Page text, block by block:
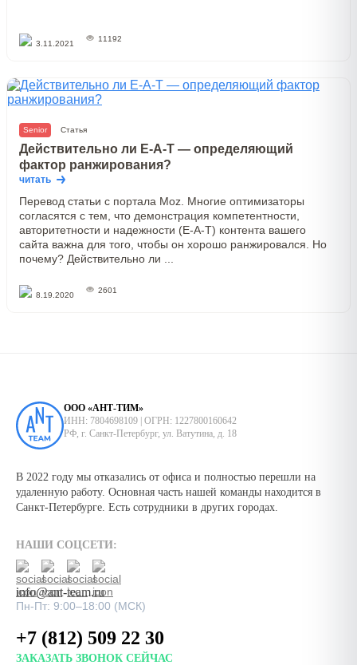
3.11.2021
11192
Senior Статья
Действительно ли E-A-T — определяющий
фактор ранжирования?
читать
Перевод статьи с портала Moz. Многие оптимизаторы
согласятся с тем, что демонстрация компетентности,
авторитетности и надежности (E-A-T) контента вашего
сайта важна для того, чтобы он хорошо ранжировался. Но
почему? Действительно ли ...
8.19.2020
2601
ООО «АНТ-ТИМ»
ИНН: 7804698109 | ОГРН: 1227800160642
РФ, г. Санкт-Петербург, ул. Ватутина, д. 18
В 2022 году мы отказались от офиса и полностью перешли на
удаленную работу. Основная часть нашей команды находится в
Санкт-Петербурге. Есть сотрудники в других городах.
НАШИ СОЦСЕТИ:
info@ant-team.ru
Пн-Пт: 9:00–18:00 (МСК)
+7 (812) 509 22 30
ЗАКАЗАТЬ ЗВОНОК СЕЙЧАС